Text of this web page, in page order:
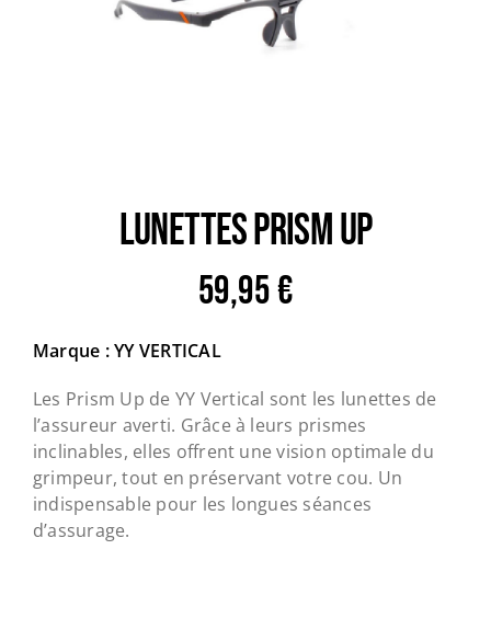
Bons Plans
LUNETTES PRISM UP
59,95€
Marque : YY VERTICAL
Les Prism Up de YY Vertical sont les lunettes de
l’assureur averti. Grâce à leurs prismes
inclinables, elles offrent une vision optimale du
grimpeur, tout en préservant votre cou. Un
indispensable pour les longues séances
d’assurage.